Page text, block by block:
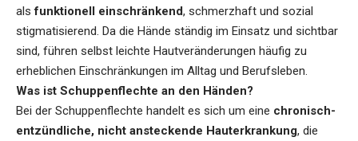
alsfunktionell einschränkend, schmerzhaft und sozial
stigmatisierend. Da die Hände ständig im Einsatz und sichtbar
sind, führen selbst leichte Hautveränderungen häufig zu
erheblichen Einschränkungen im Alltag und Berufsleben.
Was ist Schuppenflechte an den Händen?
Bei der Schuppenflechte handelt es sich um eine chronisch-
entzündliche, nicht ansteckende Hauterkrankung, die